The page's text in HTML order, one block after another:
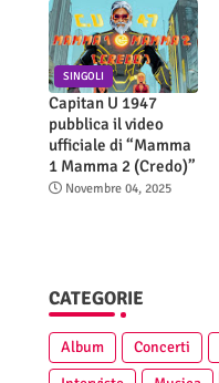
SINGOLI
Capitan U 1947
pubblica il video
ufficiale di “Mamma
1 Mamma 2 (Credo)”
Novembre 04, 2025
CATEGORIE
Album Concerti